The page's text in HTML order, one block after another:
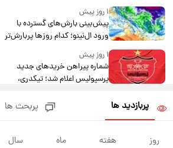
۱ روز پیش
پیش‌بینی بارش‌های گسترده با
ورود ال‌نینو؛ کدام روزها پربارش‌تر
خواهند بود؟
۱ روز پیش
شماره پیراهن خریدهای جدید
پرسپولیس اعلام شد؛ تیکدری،
جزئیات فعال‌سازی «کیف پول
ایران» اعلام شد+فیلم
۱ روز پیش
پربازدید ها پربحث ها
روز هفته ماه سال